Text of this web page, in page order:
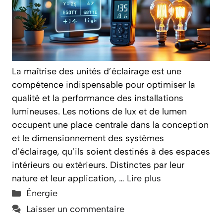
La maîtrise des unités d’éclairage est une
compétence indispensable pour optimiser la
qualité et la performance des installations
lumineuses. Les notions de lux et de lumen
occupent une place centrale dans la conception
et le dimensionnement des systèmes
d’éclairage, qu’ils soient destinés à des espaces
intérieurs ou extérieurs. Distinctes par leur
nature et leur application, … Lire plus
Catégories
Énergie
Laisser un commentaire